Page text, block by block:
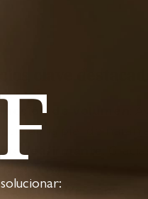
clave
de volumen
:
de la piel de naranja.
reafirmante
:
refrescante
: